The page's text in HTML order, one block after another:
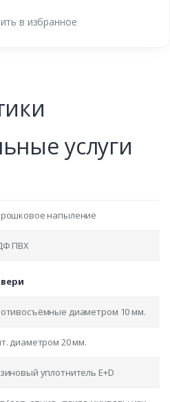
в избранное
услуги
напыление
ПВХ
диаметром 10 мм.
диаметром 20 мм.
уплотнитель E+D